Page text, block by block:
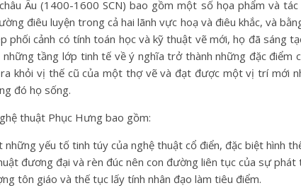
Âu (1400-1600 SCN) bao gồm một số họa phẩm và
điêu luyện trong cả hai lãnh vực hoạ và điêu khắc, và
phối cảnh có tính toán học và kỹ thuật vẽ mới, họ đã sáng
tầng lớp tinh tế về ý nghĩa trở thành những đặc điểm
khỏi vị thế cũ của một thợ vẽ và đạt được một vị trí mới
đó họ sống.
thuật Phục Hưng bao gồm:
yếu tố tinh túy của nghệ thuật cổ điển, đặc biệt hình
đương đại và rèn đúc nên con đường liên tục của sự phát
tôn giáo và thế tục lấy tính nhân đạo làm tiêu điểm.